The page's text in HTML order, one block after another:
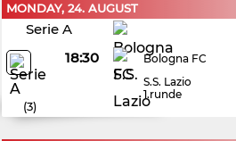
MONDAY, 24. AUGUST
Serie A
18:30
Bologna FC
S.S. Lazio
1.runde
(3)